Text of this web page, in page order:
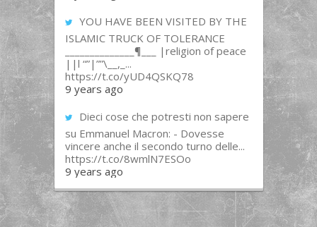
YOU HAVE BEEN VISITED BY THE
ISLAMIC TRUCK OF TOLERANCE
______________¶___ |religion of peace
||l “”|””\__,_...
https://t.co/yUD4QSKQ78
9 years ago
Dieci cose che potresti non sapere
su Emmanuel Macron: - Dovesse
vincere anche il secondo turno delle...
https://t.co/8wmlN7ESOo
9 years ago